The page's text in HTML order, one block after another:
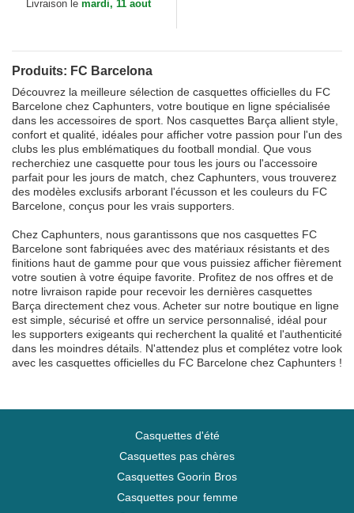
Livraison le mardi, 11 aout
Produits: FC Barcelona
Découvrez la meilleure sélection de casquettes officielles du FC
Barcelone chez Caphunters, votre boutique en ligne spécialisée
dans les accessoires de sport. Nos casquettes Barça allient style,
confort et qualité, idéales pour afficher votre passion pour l'un des
clubs les plus emblématiques du football mondial. Que vous
recherchiez une casquette pour tous les jours ou l'accessoire
parfait pour les jours de match, chez Caphunters, vous trouverez
des modèles exclusifs arborant l'écusson et les couleurs du FC
Barcelone, conçus pour les vrais supporters.
Chez Caphunters, nous garantissons que nos casquettes FC
Barcelone sont fabriquées avec des matériaux résistants et des
finitions haut de gamme pour que vous puissiez afficher fièrement
votre soutien à votre équipe favorite. Profitez de nos offres et de
notre livraison rapide pour recevoir les dernières casquettes
Barça directement chez vous. Acheter sur notre boutique en ligne
est simple, sécurisé et offre un service personnalisé, idéal pour
les supporters exigeants qui recherchent la qualité et l'authenticité
dans les moindres détails. N'attendez plus et complétez votre look
avec les casquettes officielles du FC Barcelone chez Caphunters !
Casquettes d'été
Casquettes pas chères
Casquettes Goorin Bros
Casquettes pour femme